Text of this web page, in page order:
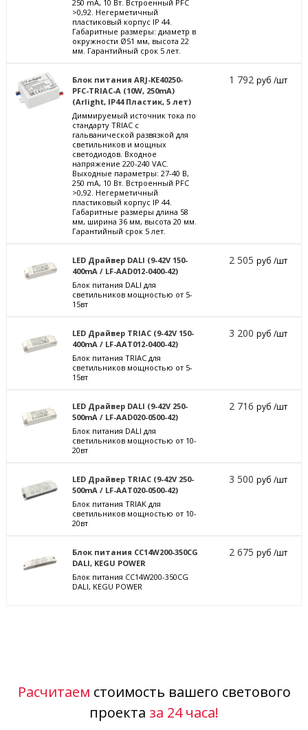
250 mА, 10 Вт. Встроенный PFC
>0,92. Негерметичный
пластиковый корпус IP 44.
Габаритные размеры: диаметр в
окружности Ø51 мм, высота 22
мм. Гарантийный срок 5 лет.
Блок питания ARJ-KE40250-
PFC-TRIAC-A (10W, 250mA)
(Arlight, IP44 Пластик, 5 лет)
Диммируемый источник тока по
стандарту TRIAC с
гальванической развязкой для
светильников и мощных
светодиодов. Входное
напряжение 220-240 VAC.
Выходные параметры: 27-40 В,
250 mА, 10 Вт. Встроенный PFC
>0,92. Негерметичный
пластиковый корпус IP 44.
Габаритные размеры длина 58
мм, ширина 36 мм, высота 20 мм.
Гарантийный срок 5 лет.
1 792руб /шт
LED Драйвер DALI (9-42V 150-
400mA / LF-AAD012-0400-42)
Блок питания DALI для
светильников мощностью от 5-
15вт
2 505руб /шт
LED Драйвер TRIAC (9-42V 150-
400mA / LF-AAT012-0400-42)
Блок питания TRIAC для
светильников мощностью от 5-
15вт
3 200руб /шт
LED Драйвер DALI (9-42V 250-
500mA / LF-AAD020-0500-42)
Блок питания DALI для
светильников мощностью от 10-
20вт
2 716руб /шт
LED Драйвер TRIAC (9-42V 250-
500mA / LF-AAT020-0500-42)
Блок питания TRIAK для
светильников мощностью от 10-
20вт
3 500руб /шт
Блок питания CC14W200-350CG
DALI, KEGU POWER
Блок питания CC14W200-350CG
DALI, KEGU POWER
2 675руб /шт
Расчитаем стоимость вашего светового
проекта за 24 часа!